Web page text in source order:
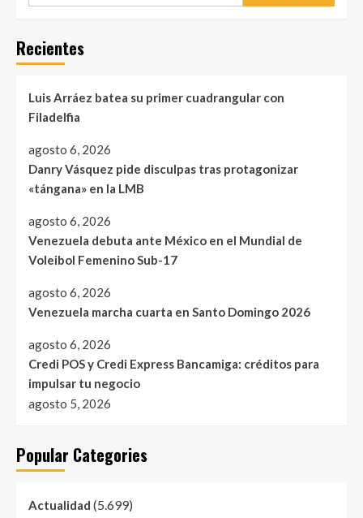
Recientes
Luis Arráez batea su primer cuadrangular con
Filadelfia
agosto 6, 2026
Danry Vásquez pide disculpas tras protagonizar
«tángana» en la LMB
agosto 6, 2026
Venezuela debuta ante México en el Mundial de
Voleibol Femenino Sub-17
agosto 6, 2026
Venezuela marcha cuarta en Santo Domingo 2026
agosto 6, 2026
Credi POS y Credi Express Bancamiga: créditos para
impulsar tu negocio
agosto 5, 2026
Popular Categories
Actualidad (5.699)